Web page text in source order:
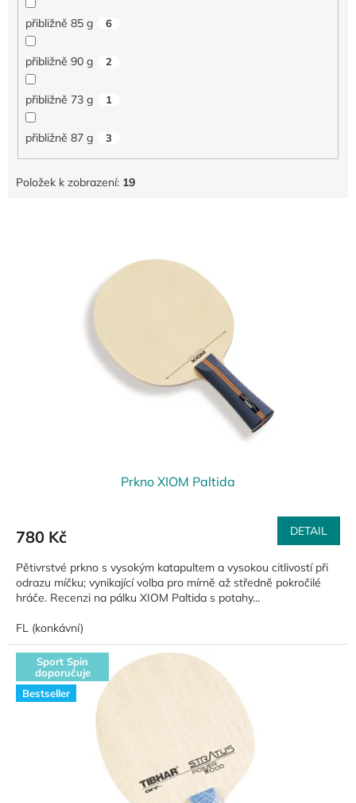
přibližně 85 g 6
přibližně 90 g 2
přibližně 73 g 1
přibližně 87 g 3
Položek k zobrazení: 19
Prkno XIOM Paltida
780 Kč DETAIL
Pětivrstvé prkno s vysokým katapultem a vysokou citlivostí při
odrazu míčku; vynikající volba pro mírně až středně pokročilé
hráče. Recenzi na pálku XIOM Paltida s potahy...
FL (konkávní)
Sport Spin
doporučuje
Bestseller